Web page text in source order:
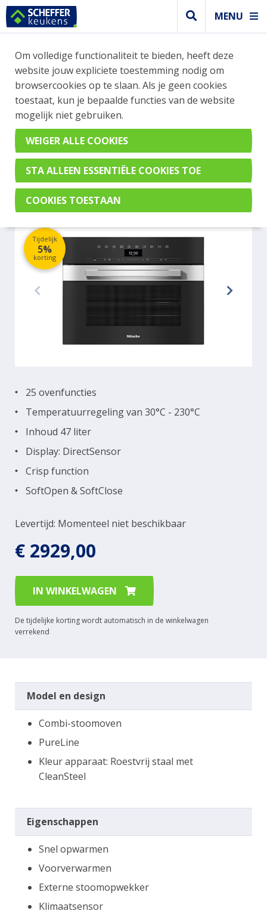
MENU
WEBSHOP BESTELLINGEN
Je kan tijdelijk geen bestelling plaatsen. Wil je je
vast oriënteren? Vergelijk eenvoudig apparaten
en merken met elkaar. Klik hier voor meer
informatie.
Steamer
MIELE DGC7445HCPROCLST
Tijdelijk
5%
korting
Levertijd: Momenteel niet beschikbaar
25 ovenfuncties
Temperatuurregeling van 30°C - 230°C
Inhoud 47 liter
Display: DirectSensor
Crisp function
SoftOpen & SoftClose
€ 2929,00
IN WINKELWAGEN
De tijdelijke korting wordt automatisch in de winkelwagen
verrekend
Model en design
Combi-stoomoven
PureLine
Kleur apparaat: Roestvrij staal met
CleanSteel
Eigenschappen
Snel opwarmen
Voorverwarmen
Externe stoomopwekker
Klimaatsensor
Om volledige functionaliteit te bieden, heeft deze
website jouw expliciete toestemming nodig om
browsercookies op te slaan. Als je geen cookies
toestaat, kun je bepaalde functies van de website
mogelijk niet gebruiken.